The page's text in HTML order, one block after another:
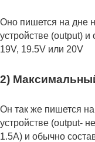
Оно пишется на дне
устройстве (output) и
19V, 19.5V или 20V
2)
Он так же пишется
устройстве (output-
1.5A) и обычно